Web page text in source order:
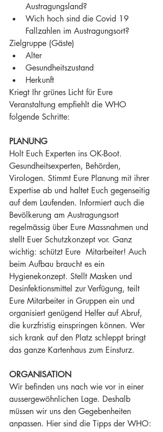
Austragungsland?
Wich hoch sind die Covid 19
Fallzahlen im Austragungsort?
Zielgruppe (Gäste)
Alter
Gesundheitszustand
Herkunft
Kriegt Ihr grünes Licht für Eure
Veranstaltung empfiehlt die WHO
folgende Schritte:
PLANUNG
Holt Euch Experten ins OK-Boot.
Gesundheitsexperten, Behörden,
Virologen. Stimmt Eure Planung mit ihrer
Expertise ab und haltet Euch gegenseitig
auf dem Laufenden. Informiert auch die
Bevölkerung am Austragungsort
regelmässig über Eure Massnahmen und
stellt Euer Schutzkonzept vor. Ganz
wichtig: schützt Eure  Mitarbeiter! Auch
beim Aufbau braucht es ein
Hygienekonzept. Stellt Masken und
Desinfektionsmittel zur Verfügung, teilt
Eure Mitarbeiter in Gruppen ein und
organisiert genügend Helfer auf Abruf,
die kurzfristig einspringen können. Wer
sich krank auf den Platz schleppt bringt
das ganze Kartenhaus zum Einsturz.
ORGANISATION
Wir befinden uns nach wie vor in einer
aussergewöhnlichen Lage. Deshalb
müssen wir uns den Gegebenheiten
anpassen. Hier sind die Tipps der WHO: